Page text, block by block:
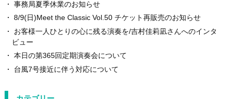
事務局夏季休業のお知らせ
8/9(日)Meet the Classic Vol.50 チケット再販売のお知らせ
お客様一人ひとりの心に残る演奏を/吉村佳莉凪さんへのインタ
ビュー
本日の第365回定期演奏会について
台風7号接近に伴う対応について